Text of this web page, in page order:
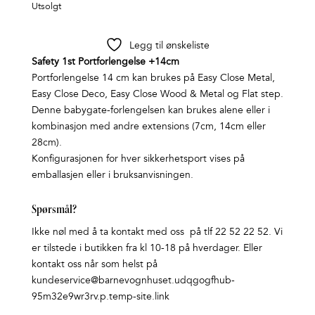
Utsolgt
Legg til ønskeliste
Safety 1st Portforlengelse +14cm
Portforlengelse 14 cm kan brukes på Easy Close Metal,
Easy Close Deco, Easy Close Wood & Metal og Flat step.
Denne babygate-forlengelsen kan brukes alene eller i
kombinasjon med andre extensions (7cm, 14cm eller
28cm).
Konfigurasjonen for hver sikkerhetsport vises på
emballasjen eller i bruksanvisningen.
Spørsmål?
Ikke nøl med å ta kontakt med oss på tlf 22 52 22 52. Vi
er tilstede i butikken fra kl 10-18 på hverdager. Eller
kontakt oss når som helst på
kundeservice@barnevognhuset.udqgogfhub-
95m32e9wr3rv.p.temp-site.link